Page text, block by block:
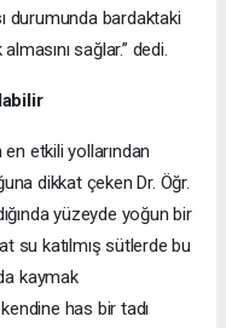
durumunda bardaktaki
sağlar.” dedi.
en etkili yollarından
dikkat çeken Dr. Öğr.
yüzeyde yoğun bir
su katılmış sütlerde bu
kaymak
has bir tadı